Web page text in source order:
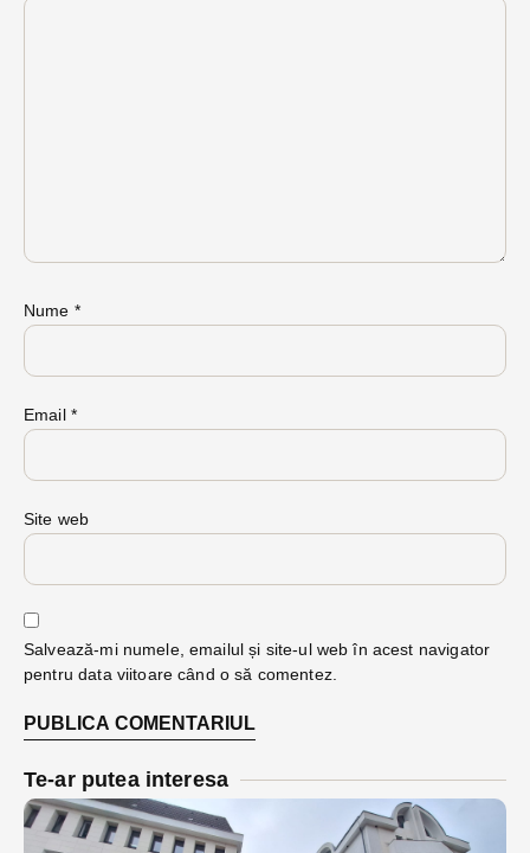
Nume *
Email *
Site web
Salvează-mi numele, emailul și site-ul web în acest navigator
pentru data viitoare când o să comentez.
Te-ar putea interesa